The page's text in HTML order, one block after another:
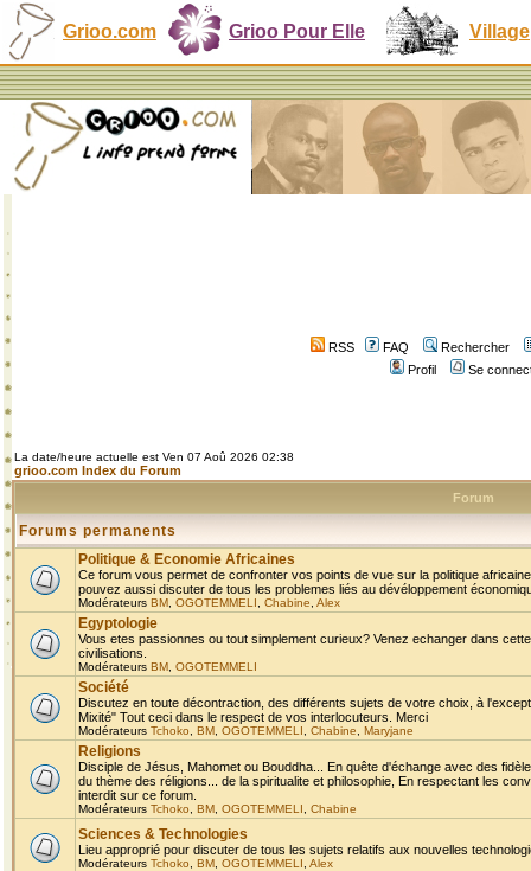
Grioo.com Grioo Pour Elle Village
RSS FAQ
Rechercher
Profil
Se
La date/heure actuelle est Ven 07 Aoû 2026 02:38
grioo.com Index du Forum
Forum
Forums permanents
Politique & Economie Africaines
Ce forum vous permet de confronter vos points de vue sur la politique
pouvez aussi discuter de tous les problemes liés au dévéloppement
Modérateurs BM OGOTEMMELI Chabine Alex
Egyptologie
Vous etes passionnes ou tout simplement curieux? Venez echanger dans
civilisations.
Modérateurs BM OGOTEMMELI
Société
Discutez en toute décontraction, des différents sujets de votre choix, à
Mixité" Tout ceci dans le respect de vos interlocuteurs. Merci
Modérateurs Tchoko BM OGOTEMMELI Chabine Maryjane
Religions
Disciple de Jésus, Mahomet ou Bouddha... En quête d'échange avec des
du thème des réligions... de la spiritualite et philosophie, En respectant les
interdit sur ce forum.
Modérateurs Tchoko BM OGOTEMMELI Chabine
Sciences & Technologies
Lieu approprié pour discuter de tous les sujets relatifs aux nouvelles
Modérateurs Tchoko BM OGOTEMMELI Alex